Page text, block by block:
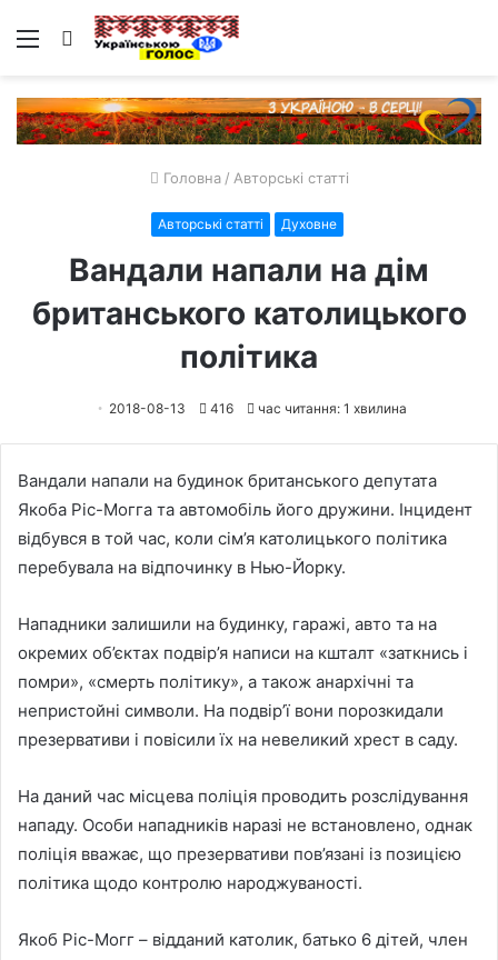
Меню Пошук
Головна / Авторські статті
Авторські статті Духовне
Вандали напали на дім
британського католицького
політика
2018-08-13 416 час читання: 1 хвилина
Вандали напали на будинок британського депутата
Якоба Ріс-Могга та автомобіль його дружини. Інцидент
відбувся в той час, коли сім’я католицького політика
перебувала на відпочинку в Нью-Йорку.
Нападники залишили на будинку, гаражі, авто та на
окремих об’єктах подвір’я написи на кшталт «заткнись і
помри», «смерть політику», а також анархічні та
непристойні символи. На подвір’ї вони порозкидали
презервативи і повісили їх на невеликий хрест в саду.
На даний час місцева поліція проводить розслідування
нападу. Особи нападників наразі не встановлено, однак
поліція вважає, що презервативи пов’язані із позицією
політика щодо контролю народжуваності.
Якоб Ріс-Могг – відданий католик, батько 6 дітей, член